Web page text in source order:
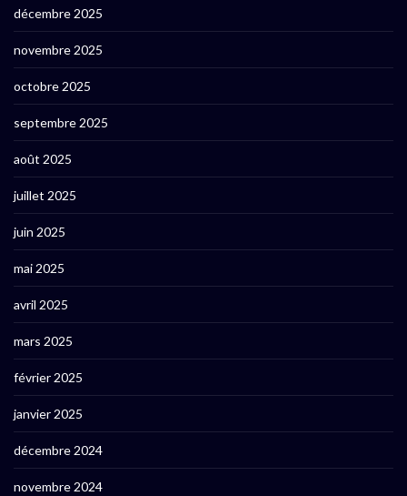
décembre 2025
novembre 2025
octobre 2025
septembre 2025
août 2025
juillet 2025
juin 2025
mai 2025
avril 2025
mars 2025
février 2025
janvier 2025
décembre 2024
novembre 2024